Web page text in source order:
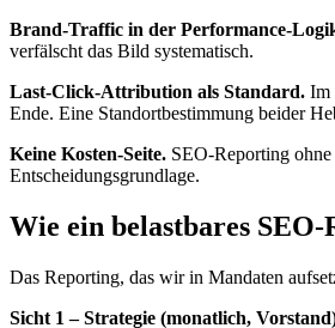
Brand-Traffic in der Performance-
verfälscht das Bild systematisch.
Last-Click-Attribution als Standard. Im
Ende. Eine Standortbestimmung beider
Keine Kosten-Seite. SEO-Reporting
Entscheidungsgrundlage.
Wie ein belastbares
Das Reporting, das wir in Mandaten
Sicht 1 – Strategie (monatlich,